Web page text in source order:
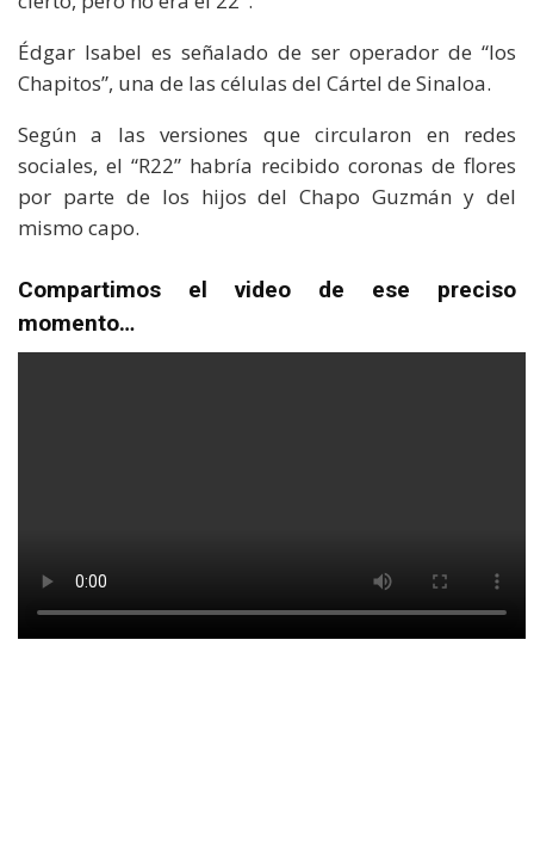
Édgar Isabel es señalado de ser operador de “los
Chapitos”, una de las células del Cártel de Sinaloa.
Según a las versiones que circularon en redes
sociales, el “R22” habría recibido coronas de flores
por parte de los hijos del Chapo Guzmán y del
mismo capo.
Compartimos el video de ese preciso
momento…